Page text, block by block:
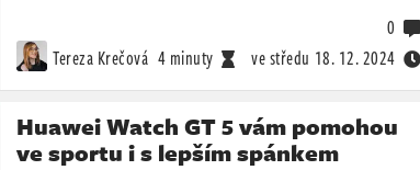
Tereza Krečová 4 minuty ve středu 18. 12. 2024
0
Huawei Watch GT 5 vám pomohou
ve sportu i s lepším spánkem